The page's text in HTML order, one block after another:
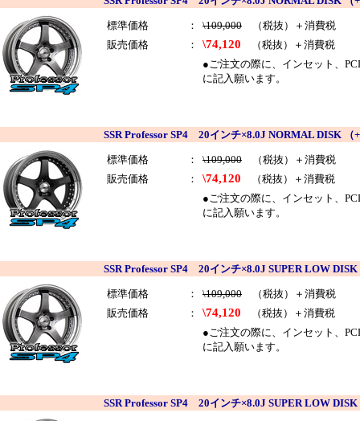
標準価格 ： \109,000 （税抜）＋消費税
販売価格
： \74,120 （税抜）＋消費税
●ご注文の際に、インセット、
に記入願います。
SSR Professor SP4 20インチ×8.0J NORMAL DISK （
標準価格 ： \109,000 （税抜）＋消費税
販売価格
： \74,120 （税抜）＋消費税
●ご注文の際に、インセット、
に記入願います。
SSR Professor SP4 20インチ×8.0J SUPER LOW
標準価格 ： \109,000 （税抜）＋消費税
販売価格
： \74,120 （税抜）＋消費税
●ご注文の際に、インセット、
に記入願います。
SSR Professor SP4 20インチ×8.0J SUPER LOW